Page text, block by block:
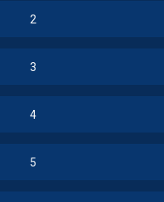
2
3
4
5